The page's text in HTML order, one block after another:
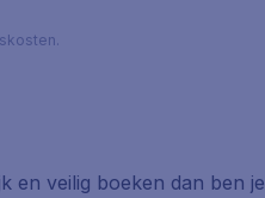
en veilig boeken dan ben je